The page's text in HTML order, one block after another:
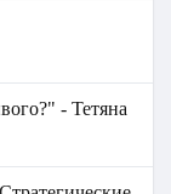
- Тетяна